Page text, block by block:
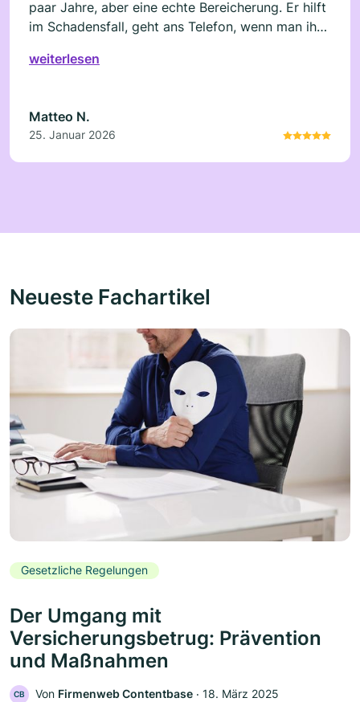
paar Jahre, aber eine echte Bereicherung. Er hilft
im Schadensfall, geht ans Telefon, wenn man ihn
im Unfallbereich nicht ausreichend. Er hat mir
Auszahlung aufgrund eines Unfalls bis dato kann
ich nur Danke sagen
weiterlesen
Matteo N.
25. Januar 2026
Neueste Fachartikel
Gesetzliche Regelungen
Der Umgang mit
Versicherungsbetrug: Prävention
und Maßnahmen
CB Von Firmenweb Contentbase ‧ 18. März 2025